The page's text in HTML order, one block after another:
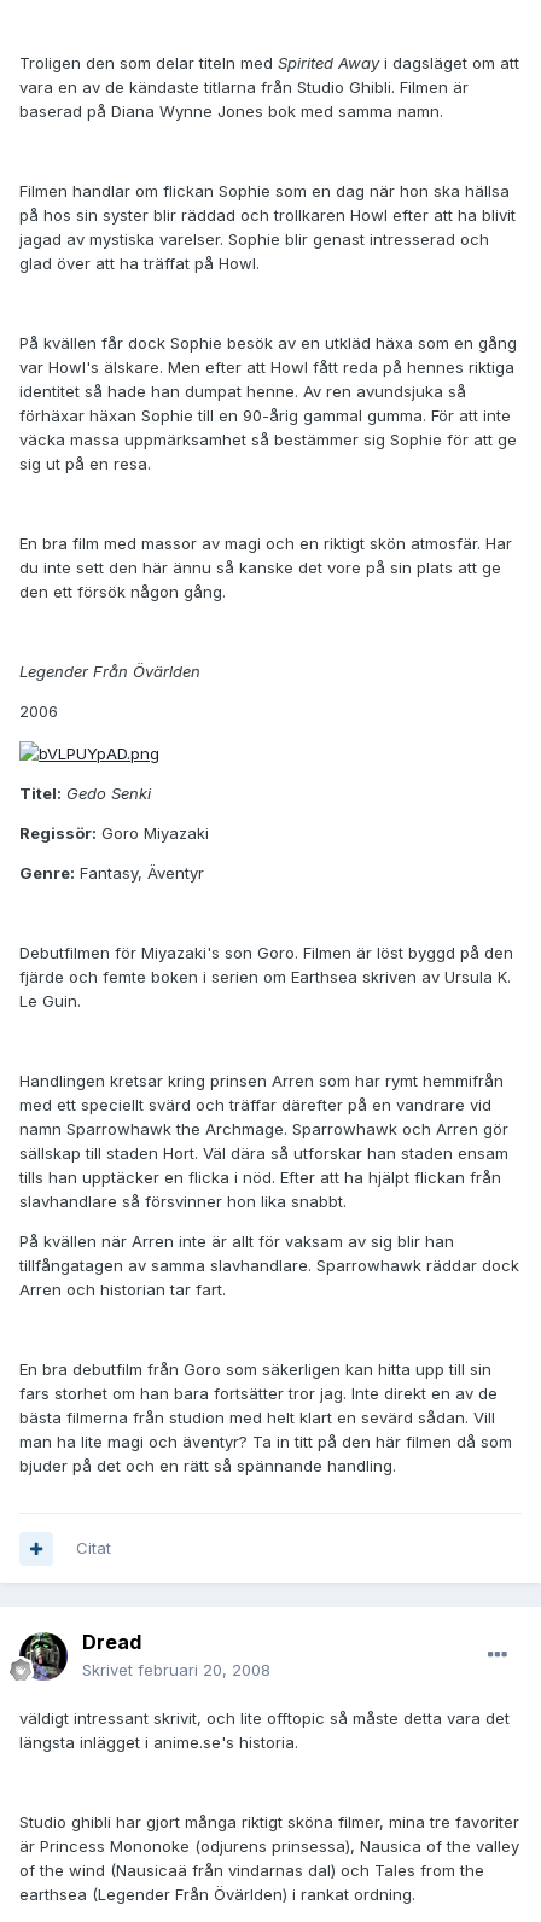
Troligen den som delar titeln med Spirited Awayi dagsläget om att
vara en av de kändaste titlarna från Studio Ghibli. Filmen är
baserad på Diana Wynne Jones bok med samma namn.
Filmen handlar om flickan Sophie som en dag när hon ska hällsa
på hos sin syster blir räddad och trollkaren Howl efter att ha blivit
jagad av mystiska varelser. Sophie blir genast intresserad och
glad över att ha träffat på Howl.
På kvällen får dock Sophie besök av en utkläd häxa som en gång
var Howl's älskare. Men efter att Howl fått reda på hennes riktiga
identitet så hade han dumpat henne. Av ren avundsjuka så
förhäxar häxan Sophie till en 90-årig gammal gumma. För att inte
väcka massa uppmärksamhet så bestämmer sig Sophie för att ge
sig ut på en resa.
En bra film med massor av magi och en riktigt skön atmosfär. Har
du inte sett den här ännu så kanske det vore på sin plats att ge
den ett försök någon gång.
Legender Från Övärlden
2006
Titel: Gedo Senki
Regissör: Goro Miyazaki
Genre: Fantasy, Äventyr
Debutfilmen för Miyazaki's son Goro. Filmen är löst byggd på den
fjärde och femte boken i serien om Earthsea skriven av Ursula K.
Le Guin.
Handlingen kretsar kring prinsen Arren som har rymt hemmifrån
med ett speciellt svärd och träffar därefter på en vandrare vid
namn Sparrowhawk the Archmage. Sparrowhawk och Arren gör
sällskap till staden Hort. Väl dära så utforskar han staden ensam
tills han upptäcker en flicka i nöd. Efter att ha hjälpt flickan från
slavhandlare så försvinner hon lika snabbt.
På kvällen när Arren inte är allt för vaksam av sig blir han
tillfångatagen av samma slavhandlare. Sparrowhawk räddar dock
Arren och historian tar fart.
En bra debutfilm från Goro som säkerligen kan hitta upp till sin
fars storhet om han bara fortsätter tror jag. Inte direkt en av de
bästa filmerna från studion med helt klart en sevärd sådan. Vill
man ha lite magi och äventyr? Ta in titt på den här filmen då som
bjuder på det och en rätt så spännande handling.
Citat
Dread
Skrivet februari 20, 2008
väldigt intressant skrivit, och lite offtopic så måste detta vara det
längsta inlägget i anime.se's historia.
Studio ghibli har gjort många riktigt sköna filmer, mina tre favoriter
är Princess Mononoke (odjurens prinsessa), Nausica of the valley
of the wind (Nausicaä från vindarnas dal) och Tales from the
earthsea (Legender Från Övärlden) i rankat ordning.